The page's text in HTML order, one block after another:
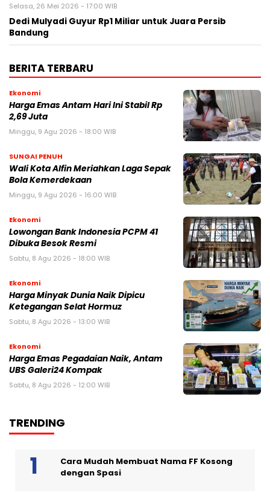
Selasa, 26 Mei 2026 - 17:00 WIB
Dedi Mulyadi Guyur Rp1 Miliar untuk Juara Persib
Bandung
BERITA TERBARU
Ekonomi
Harga Emas Antam Hari Ini Stabil Rp
2,69 Juta
Minggu, 9 Agu 2026 - 18:00 WIB
SUNGAI PENUH
Wali Kota Alfin Meriahkan Laga Sepak
Bola Kemerdekaan
Minggu, 9 Agu 2026 - 16:00 WIB
Ekonomi
Lowongan Bank Indonesia PCPM 41
Dibuka Besok Resmi
Sabtu, 8 Agu 2026 - 18:00 WIB
Ekonomi
Harga Minyak Dunia Naik Dipicu
Ketegangan Selat Hormuz
Sabtu, 8 Agu 2026 - 13:00 WIB
Ekonomi
Harga Emas Pegadaian Naik, Antam
UBS Galeri24 Kompak
Sabtu, 8 Agu 2026 - 12:00 WIB
TRENDING
Cara Mudah Membuat Nama FF Kosong
dengan Spasi